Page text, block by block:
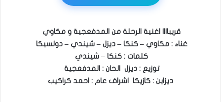
قريباااا اغنية الرحلة من المدفعجية و مكاوي
غناء : مكاوي – كنكا – ديزل – شيندي – دولسيكا
كلمات : كنكا – شيندي
توزيع : ديزل الحان : المدفعجية
ديزاين : كازيكا اشراف عام : احمد كراكيب